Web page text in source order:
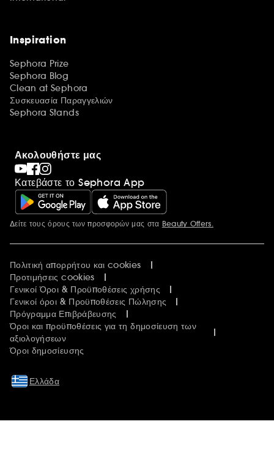
Inspiration
Sephora Prize
Sephora Blog
Clean at Sephora
Συσκευασία Παραγγελιών
Sephora Stands
Ακολουθήστε μας
Κατεβάστε το Sephora App
Περισσότερες πληροφορίες
Δείτε τους όρους των προσφορών μας στα Beauty Offers.
Πολιτική απορρήτου και cookies
Προτιμήσεις cookies
Γενικοί Όροι & Προϋποθέσεις χρήσης
Γενικοί όροι & Προϋποθέσεις Πώλησης
Πρόγραμμα Επιβράβευσης
Όροι και προϋποθέσεις για τη δημοσίευση των
αξιολογήσεων
Όροι δημοσίευσης
Ελλάδα